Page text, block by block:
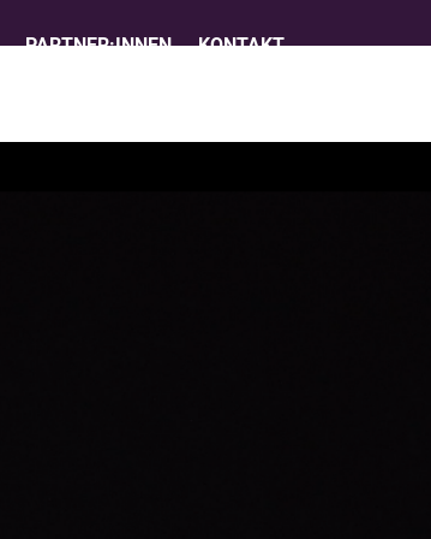
PARTNER:INNEN KONTAKT